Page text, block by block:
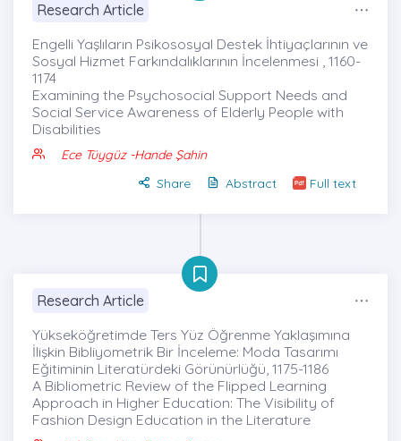
Research Article
Engelli Yaşlıların Psikososyal Destek İhtiyaçlarının ve
Sosyal Hizmet Farkındalıklarının İncelenmesi , 1160-
1174
Examining the Psychosocial Support Needs and
Social Service Awareness of Elderly People with
Disabilities
Ece Tüygüz-Hande Şahin
Share
Abstract Full text
Research Article
Yükseköğretimde Ters Yüz Öğrenme Yaklaşımına
İlişkin Bibliyometrik Bir İnceleme: Moda Tasarımı
Eğitiminin Literatürdeki Görünürlüğü, 1175-1186
A Bibliometric Review of the Flipped Learning
Approach in Higher Education: The Visibility of
Fashion Design Education in the Literature